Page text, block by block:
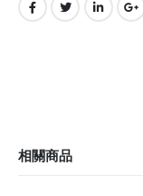
相關商品